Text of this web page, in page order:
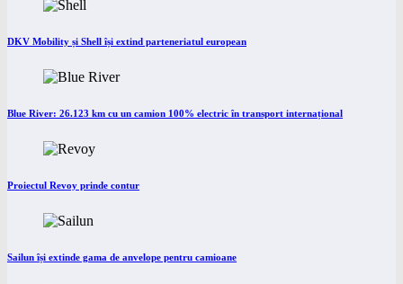
DKV Mobility și Shell își extind parteneriatul european
Blue River: 26.123 km cu un camion 100% electric în transport internațional
Proiectul Revoy prinde contur
Sailun își extinde gama de anvelope pentru camioane